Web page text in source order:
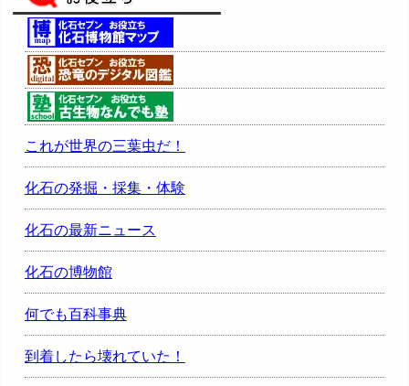
これが世界の三葉虫だ！
化石の発掘・採集・体験
化石の最新ニュース
化石の博物館
何でも百科事典
到着したら壊れていた！